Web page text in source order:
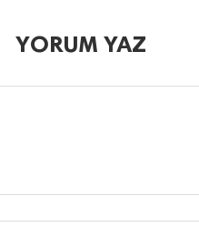
YORUM YAZ